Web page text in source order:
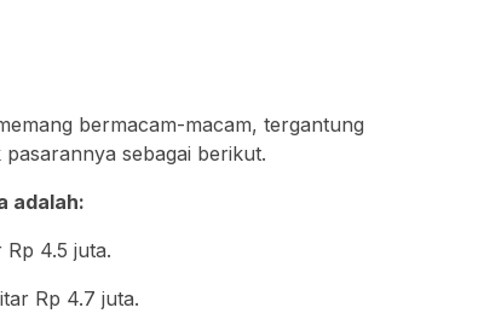
bermacam-macam, tergantung
sebagai berikut.
adalah:
4.5 juta.
Rp 4.7 juta.